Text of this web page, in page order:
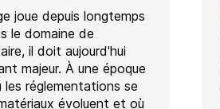
joue depuis longtemps
le domaine de
il doit aujourd'hui
majeur. À une époque
réglementations se
évoluent et où